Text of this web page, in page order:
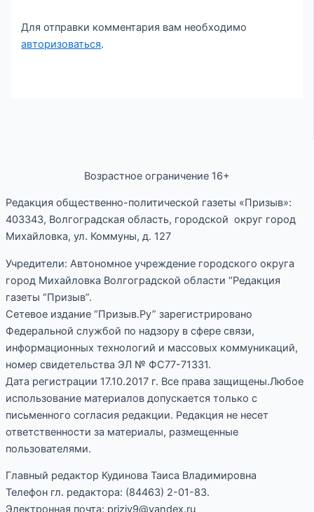
Для отправки комментария вам необходимо
авторизоваться.
Возрастное ограничение 16+
Редакция общественно-политической газеты «Призыв»:
403343, Волгоградская область, городской округ город
Михайловка, ул. Коммуны, д. 127
Учредители: Автономное учреждение городского округа
город Михайловка Волгоградской области “Редакция
газеты “Призыв”.
Сетевое издание “Призыв.Ру” зарегистрировано
Федеральной службой по надзору в сфере связи,
информационных технологий и массовых коммуникаций,
номер свидетельства ЭЛ № ФС77-71331.
Дата регистрации 17.10.2017 г. Все права защищены.Любое
использование материалов допускается только с
письменного согласия редакции. Редакция не несет
ответственности за материалы, размещенные
пользователями.
Главный редактор Кудинова Таиса Владимировна
Телефон гл. редактора: (84463) 2-01-83.